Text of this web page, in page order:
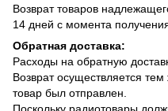
Возврат товаров
14 дней с момента
Обратная доставка:
Расходы на обратную
Возврат осуществляется
товар был отправлен.